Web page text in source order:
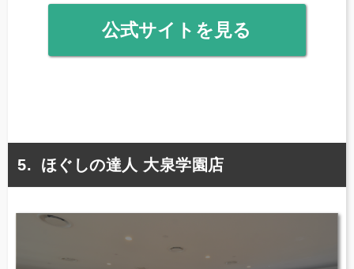
公式サイトを見る
ほぐしの達人 大泉学園店